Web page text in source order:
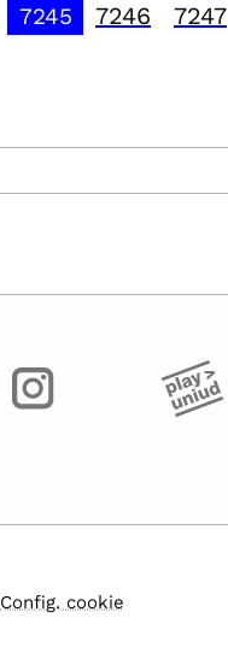
7245 7246 7247
Config. cookie